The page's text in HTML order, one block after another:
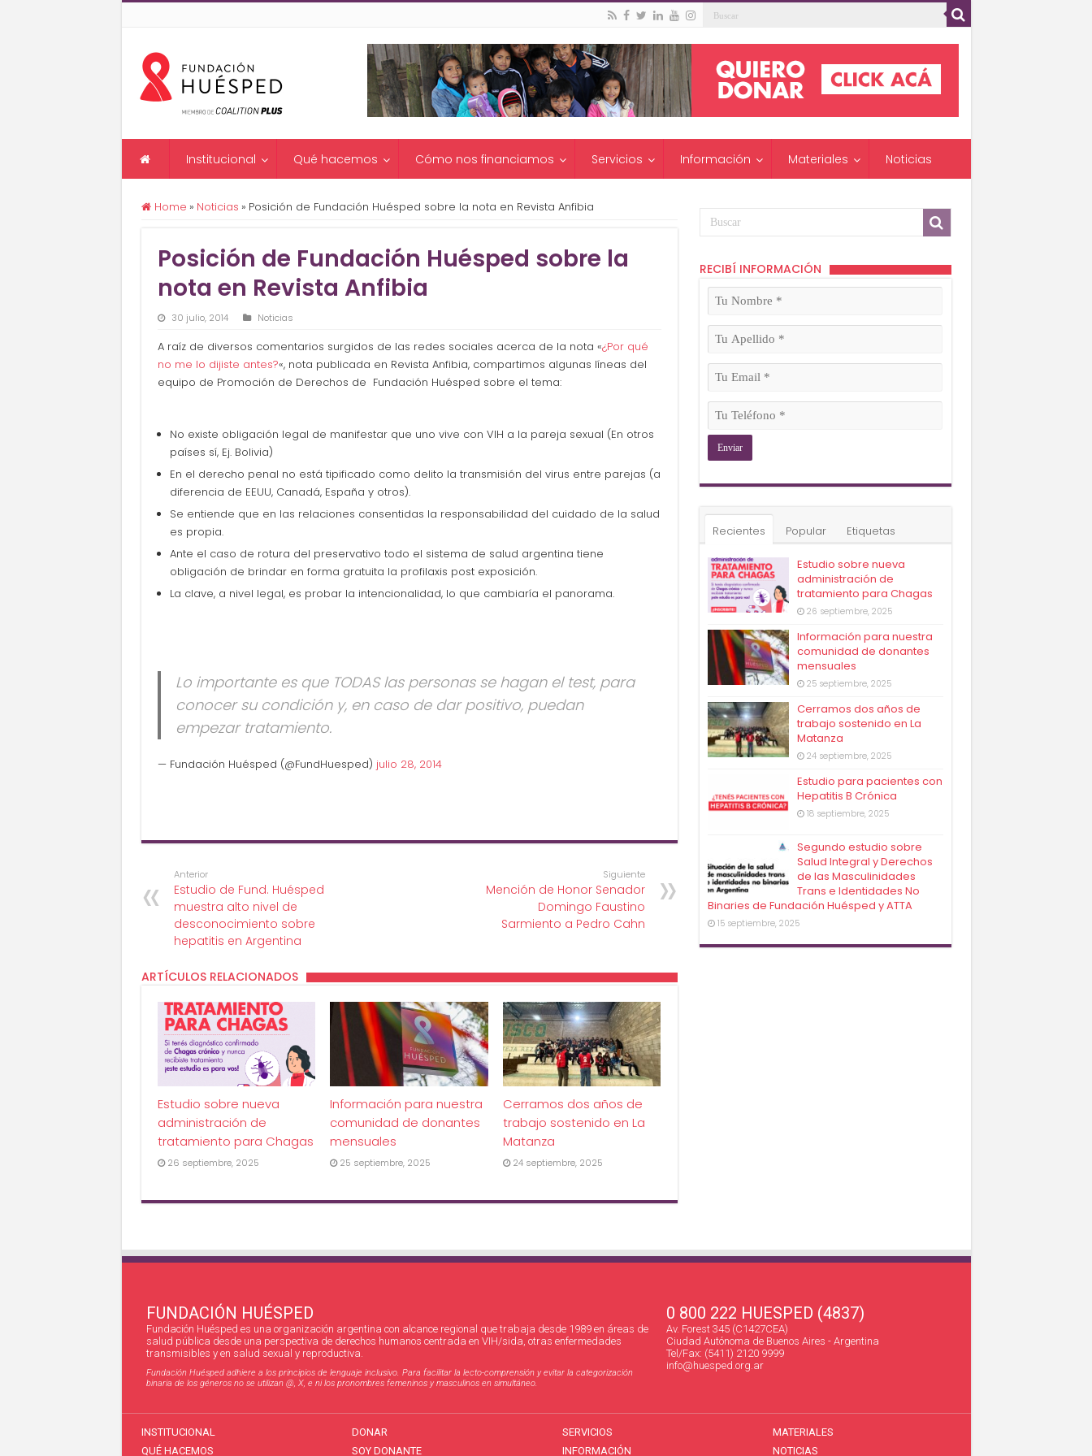
Institucional Qué hacemos Cómo nos financiamos Servicios Información Materiales Noticias
Home » Noticias » Posición de Fundación Huésped sobre la nota en Revista Anfibia
Posición de Fundación Huésped sobre la
nota en Revista Anfibia
30 julio, 2014 Noticias
A raíz de diversos comentarios surgidos de las redes sociales acerca de la nota «¿Por qué
no me lo dijiste antes?«, nota publicada en Revista Anfibia, compartimos algunas líneas del
equipo de Promoción de Derechos de Fundación Huésped sobre el tema:
No existe obligación legal de manifestar que uno vive con VIH a la pareja sexual (En otros
países sí, Ej. Bolivia)
En el derecho penal no está tipificado como delito la transmisión del virus entre parejas (a
diferencia de EEUU, Canadá, España y otros).
Se entiende que en las relaciones consentidas la responsabilidad del cuidado de la salud
es propia.
Ante el caso de rotura del preservativo todo el sistema de salud argentina tiene
obligación de brindar en forma gratuita la profilaxis post exposición.
La clave, a nivel legal, es probar la intencionalidad, lo que cambiaría el panorama.
Lo importante es que TODAS las personas se hagan el test, para
conocer su condición y, en caso de dar positivo, puedan
empezar tratamiento.
— Fundación Huésped (@FundHuesped) julio 28, 2014
Anterior
Estudio de Fund. Huésped
muestra alto nivel de
desconocimiento sobre
hepatitis en Argentina
Siguiente
Mención de Honor Senador
Domingo Faustino
Sarmiento a Pedro Cahn
ARTÍCULOS RELACIONADOS
Estudio sobre nueva
administración de
tratamiento para Chagas
26 septiembre, 2025
Información para nuestra
comunidad de donantes
mensuales
25 septiembre, 2025
Cerramos dos años de
trabajo sostenido en La
Matanza
24 septiembre, 2025
RECIBÍ INFORMACIÓN
Tu
(Obligatorio)
Tu
Apellido
(Obligatorio)
Tu
(Obligatorio)
Tu
(Obligatorio)
Recientes Popular Etiquetas
Estudio sobre nueva
administración de
tratamiento para Chagas
26 septiembre, 2025
Información para nuestra
comunidad de donantes
mensuales
25 septiembre, 2025
Cerramos dos años de
trabajo sostenido en La
Matanza
24 septiembre, 2025
Estudio para pacientes con
Hepatitis B Crónica
18 septiembre, 2025
Segundo estudio sobre
Salud Integral y Derechos
de las Masculinidades
Trans e Identidades No
Binaries de Fundación Huésped y ATTA
15 septiembre, 2025
FUNDACIÓN HUÉSPED
Fundación Huésped es una organización argentina con alcance regional que trabaja desde 1989 en áreas de
salud pública desde una perspectiva de derechos humanos centrada en VIH/sida, otras enfermedades
transmisibles y en salud sexual y reproductiva.
Fundación Huésped adhiere a los principios de lenguaje inclusivo. Para facilitar la lecto-comprensión y evitar la categorización
binaria de los géneros no se utilizan @, X, e ni los pronombres femeninos y masculinos en simultáneo.
0 800 222 HUESPED (4837)
Av. Forest 345 (C1427CEA)
Ciudad Autónoma de Buenos Aires - Argentina
Tel/Fax: (5411) 2120 9999
info@huesped.org.ar
INSTITUCIONAL
QUÉ HACEMOS
DONAR
SOY DONANTE
SERVICIOS
INFORMACIÓN
MATERIALES
NOTICIAS